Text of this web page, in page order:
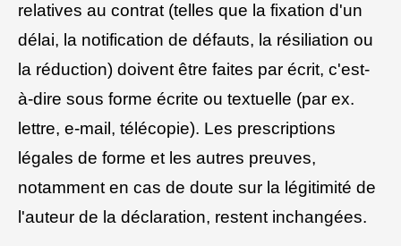
relatives au contrat (telles que la fixation d'un
délai, la notification de défauts, la résiliation ou
la réduction) doivent être faites par écrit, c'est-
à-dire sous forme écrite ou textuelle (par ex.
lettre, e-mail, télécopie). Les prescriptions
légales de forme et les autres preuves,
notamment en cas de doute sur la légitimité de
l'auteur de la déclaration, restent inchangées.